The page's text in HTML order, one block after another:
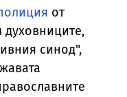
от
синод",